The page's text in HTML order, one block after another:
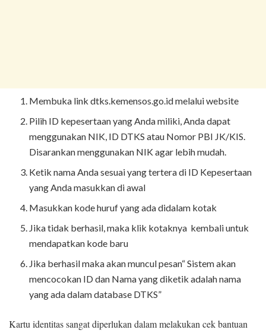
Membuka link dtks.kemensos.go.id melalui website
Pilih ID kepesertaan yang Anda miliki, Anda dapat
menggunakan NIK, ID DTKS atau Nomor PBI JK/KIS.
Disarankan menggunakan NIK agar lebih mudah.
Ketik nama Anda sesuai yang tertera di ID Kepesertaan
yang Anda masukkan di awal
Masukkan kode huruf yang ada didalam kotak
Jika tidak berhasil, maka klik kotaknya kembali untuk
mendapatkan kode baru
Jika berhasil maka akan muncul pesan“Sistem akan
mencocokan ID dan Nama yang diketik adalah nama
yang ada dalam database DTKS”
Kartu identitas sangat diperlukan dalam melakukan cek bantuan